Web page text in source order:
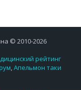
© 2010-2026
рейтинг
,Апельмон таки